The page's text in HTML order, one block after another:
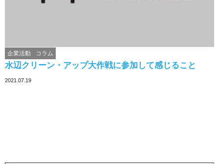
水辺クリーン・アップ大作戦に参加して感じること
企業活動 コラム
2021.07.19